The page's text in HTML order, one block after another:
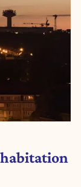
habitation